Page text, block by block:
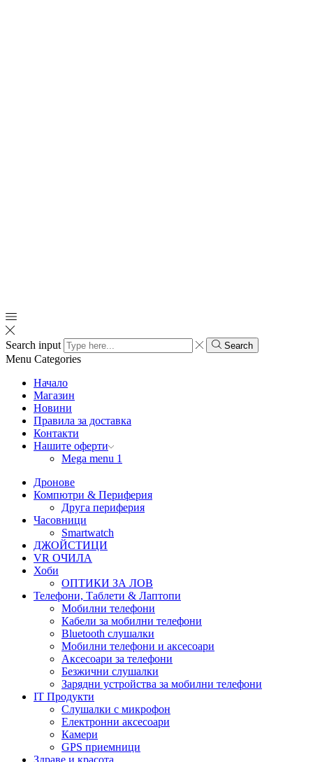
Search input Search
Menu Categories
Начало
Магазин
Новини
Правила за доставка
Контакти
Нашите оферти
Mega menu 1
Дронове
Компютри & Периферия
Друга периферия
Часовници
Smartwatch
ДЖОЙСТИЦИ
VR ОЧИЛА
Хоби
ОПТИКИ ЗА ЛОВ
Телефони, Таблети & Лаптопи
Мобилни телефони
Кабели за мобилни телефони
Bluetooth слушалки
Мобилни телефони и аксесоари
Аксесоари за телефони
Безжични слушалки
Зарядни устройства за мобилни телефони
IT Продукти
Слушалки с микрофон
Електронни аксесоари
Камери
GPS приемници